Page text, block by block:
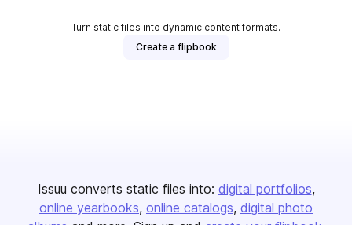
Turn static files into dynamic content formats.
Create a flipbook
Issuu converts static files into: digital portfolios
online yearbooks online catalogs digital photo